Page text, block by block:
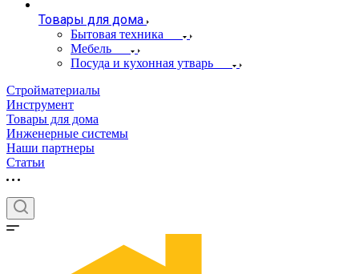
Товары для дома
Бытовая техника
Мебель
Посуда и кухонная утварь
Стройматериалы
Инструмент
Товары для дома
Инженерные системы
Наши партнеры
Статьи